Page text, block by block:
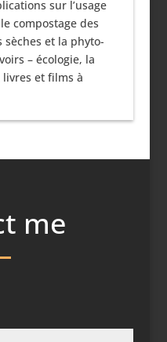
sur l’usage
compostage des
et la phyto-
– écologie, la
et films à
me